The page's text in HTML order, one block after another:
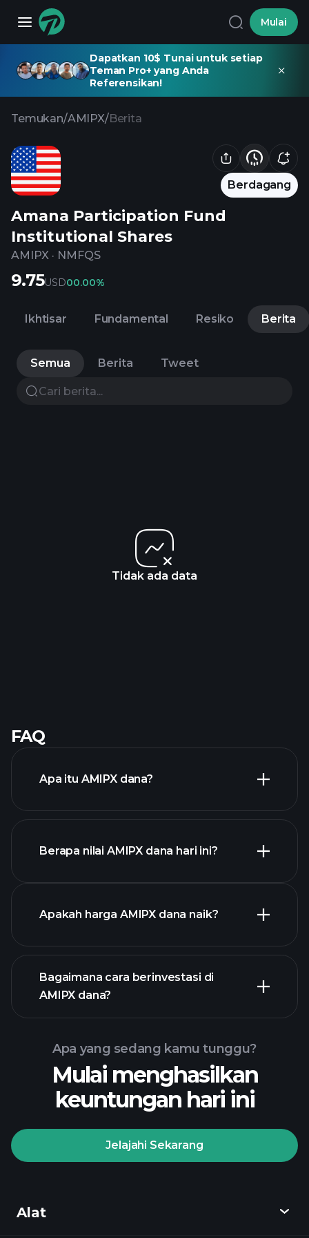
Mulai
Dapatkan 10$ Tunai untuk setiap
Teman Pro+ yang Anda
Referensikan!
Temukan/AMIPX/Berita
Berdagang
Amana Participation Fund
Institutional Shares
AMIPX · NMFQS
9.75USD00.00%
Ikhtisar Fundamental Resiko Berita
Semua Berita Tweet
Tidak ada data
FAQ
Apa itu AMIPX dana?
Berapa nilai AMIPX dana hari ini?
chart
Apakah harga AMIPX dana naik?
grafik AMIPX dana
Bagaimana cara berinvestasi di
AMIPX dana?
Playtrade
Apa yang sedang kamu tunggu?
Mulai menghasilkan
keuntungan hari ini
Jelajahi Sekarang
Alat